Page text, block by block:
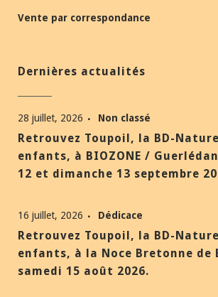
Vente par correspondance
Dernières actualités
28 juillet, 2026 Non classé
Retrouvez Toupoil, la BD-
enfants, à BIOZONE /
12 et dimanche 13 septembre
16 juillet, 2026 Dédicace
Retrouvez Toupoil, la BD-
enfants, à la Noce Bretonne de
samedi 15 août 2026.